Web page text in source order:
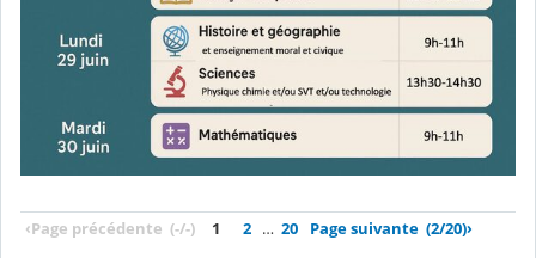
‹Page précédente (-/-) 1 2 … 20 Page suivante (2/20)›